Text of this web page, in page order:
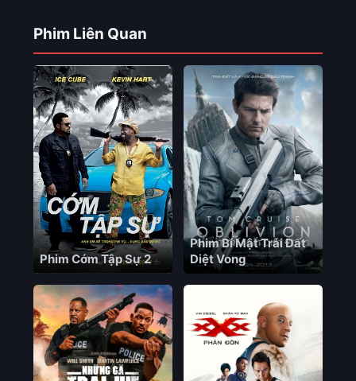
Phim Liên Quan
Phim Cớm Tập Sự 2
Phim Bí Mật Trái Đất
Diệt Vong